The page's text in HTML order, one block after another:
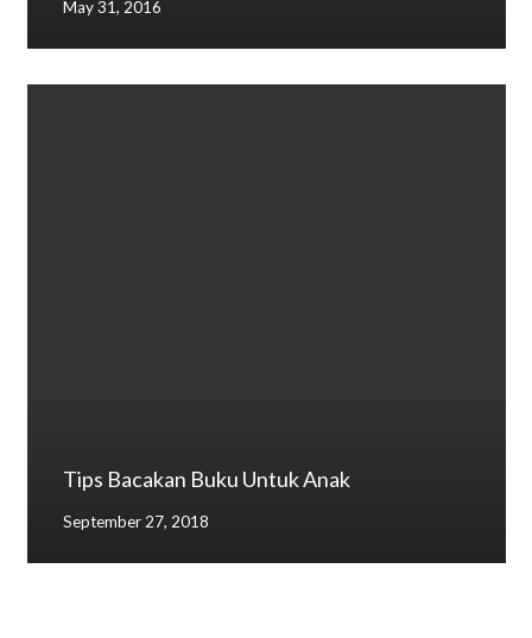
May 31, 2016
Tips Bacakan Buku Untuk Anak
September 27, 2018